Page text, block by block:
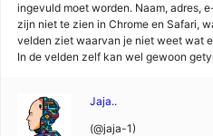
ingevuld moet worden. Naam, adres,
zijn niet te zien in Chrome en Safari,
velden ziet waarvan je niet weet wat
In de velden zelf kan wel gewoon
Jaja..
(@jaja-1)